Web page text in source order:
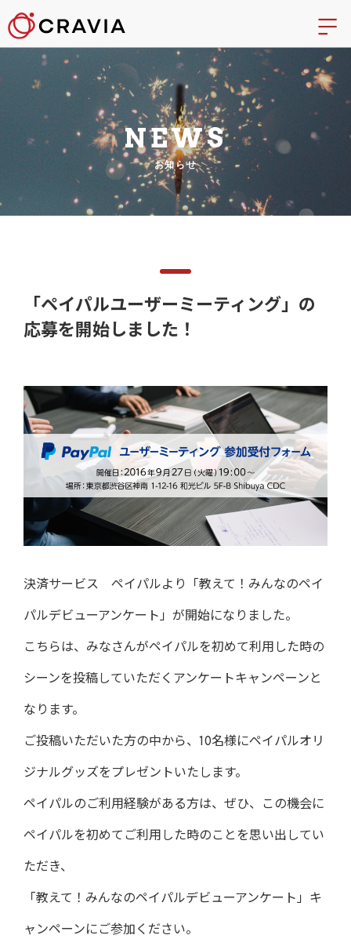
NEWS
お知らせ
「ペイパルユーザーミーティング」の
応募を開始しました！
決済サービス ペイパルより「教えて！みんなのペイ
パルデビューアンケート」が開始になりました。
こちらは、みなさんがペイパルを初めて利用した時の
シーンを投稿していただくアンケートキャンペーンと
なります。
ご投稿いただいた方の中から、10名様にペイパルオリ
ジナルグッズをプレゼントいたします。
ペイパルのご利用経験がある方は、ぜひ、この機会に
ペイパルを初めてご利用した時のことを思い出してい
ただき、
「教えて！みんなのペイパルデビューアンケート」キ
ャンペーンにご参加ください。